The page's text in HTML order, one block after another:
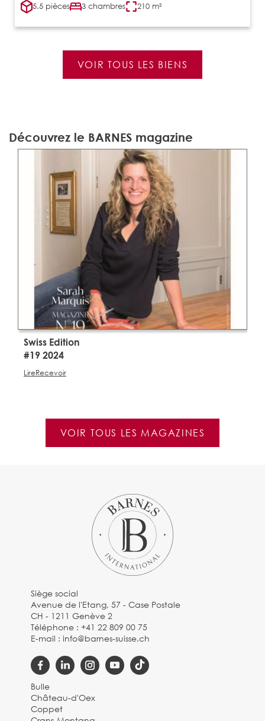
5.5 pièces 3 chambres 210 m²
VOIR TOUS LES BIENS
Découvrez le BARNES magazine
Swiss Edition
#19 2024
LireRecevoir
VOIR TOUS LES MAGAZINES
Siège social
Avenue de l'Etang, 57 - Case Postale
CH - 1211 Genève 2
Téléphone :+41 22 809 00 75
E-mail :info@barnes-suisse.ch
Bulle
Château-d'Oex
Coppet